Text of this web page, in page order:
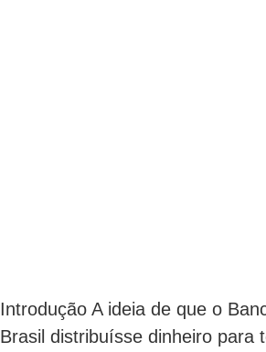
Introdução A ideia de que o
Brasil distribuísse dinheiro para